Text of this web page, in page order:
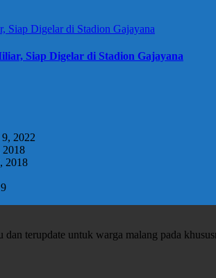
Siap Digelar di Stadion Gajayana
2022
2018
2018
terupdate untuk warga malang pada